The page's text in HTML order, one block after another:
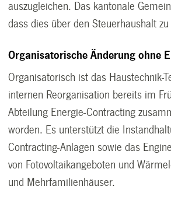
auszugleichen. Das kantonale
dass dies über den Steuerhaushalt
Organisatorische Änderung ohne
Organisatorisch ist das Haustechnik-
internen Reorganisation bereits im
Abteilung Energie-Contracting
worden. Es unterstützt die
Contracting-Anlagen sowie das
von Fotovoltaikangeboten und
und Mehrfamilienhäuser.